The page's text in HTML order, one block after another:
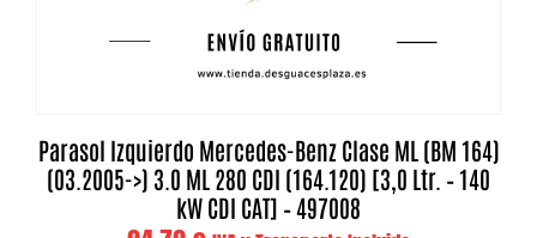
Parasol Izquierdo Mercedes-Benz Clase ML (BM 164)
(03.2005->) 3.0 ML 280 CDI (164.120) [3,0 Ltr. – 140
kW CDI CAT] – 497008